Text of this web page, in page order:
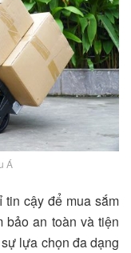
Á
cậy để mua sắm
bảo an toàn và tiện
lựa chọn đa dạng